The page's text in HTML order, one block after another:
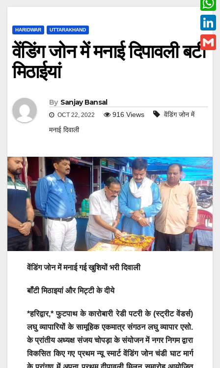
HARIDWAR UTTARAKHAND
वेंडिंग जोन में मनाई दिपावली बटी
मिठाईयां
By Sanjay Bansal
OCT 22, 2022 916 Views
वेंडिंग जोन में
मनाई दिवाली
वेंडिंग जोन में मनाई गई खुशियों भरीदिवाली
बाँटी मिठाइयां और मिट्टी के दीये
*हरिद्वार,* फुटपाथ के कारोबारी रेडी पटरी के (स्ट्रीट वेंडर्स)
लघु व्यापारियों के सामूहिक एकमात्र संगठन लघु व्यापार एसो.
के प्रांतीय अध्यक्ष संजय चोपड़ा के संयोजन में नगर निगम द्वारा
विकसित किए गए प्रथम न्यू स्मार्ट वेंडिंग जोन चंडी घाट मार्ग
c
e
b
o
w
i
W
h
a
L
iG
i